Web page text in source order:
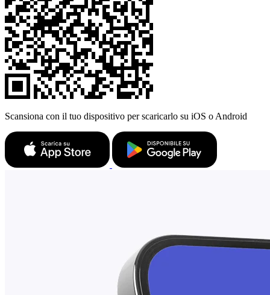
Scansiona con il tuo dispositivo per scaricarlo su iOS o Android